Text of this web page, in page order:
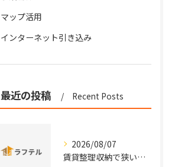
マップ活用
インターネット引き込み
最近の投稿 Recent Posts
2026/08/07
賃貸整理収納で狭い部屋も片付く効率的な実践術と手軽アイデアまとめ